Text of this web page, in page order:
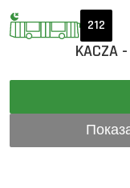
212
KACZA